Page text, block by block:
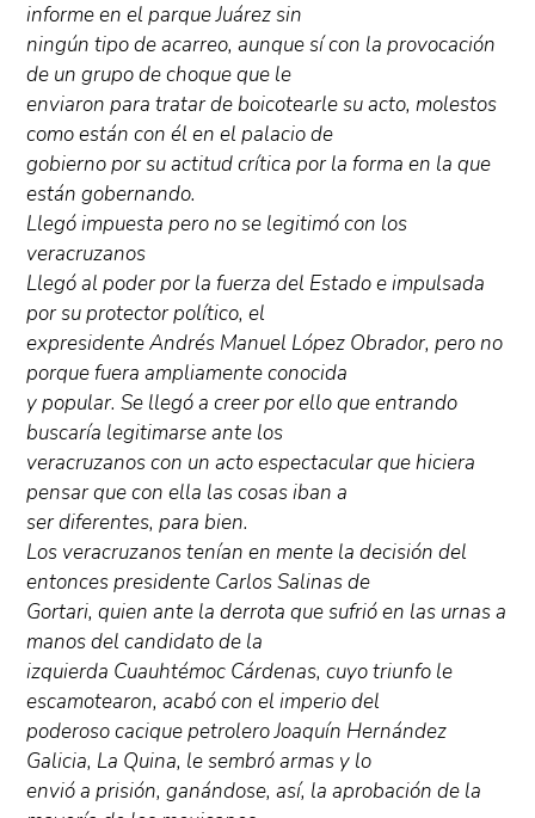
informe en el parque Juárez sin
ningún tipo de acarreo, aunque sí con la provocación
de un grupo de choque que le
enviaron para tratar de boicotearle su acto, molestos
como están con él en el palacio de
gobierno por su actitud crítica por la forma en la que
están gobernando.
Llegó impuesta pero no se legitimó con los
veracruzanos
Llegó al poder por la fuerza del Estado e impulsada
por su protector político, el
expresidente Andrés Manuel López Obrador, pero no
porque fuera ampliamente conocida
y popular. Se llegó a creer por ello que entrando
buscaría legitimarse ante los
veracruzanos con un acto espectacular que hiciera
pensar que con ella las cosas iban a
ser diferentes, para bien.
Los veracruzanos tenían en mente la decisión del
entonces presidente Carlos Salinas de
Gortari, quien ante la derrota que sufrió en las urnas a
manos del candidato de la
izquierda Cuauhtémoc Cárdenas, cuyo triunfo le
escamotearon, acabó con el imperio del
poderoso cacique petrolero Joaquín Hernández
Galicia, La Quina, le sembró armas y lo
envió a prisión, ganándose, así, la aprobación de la